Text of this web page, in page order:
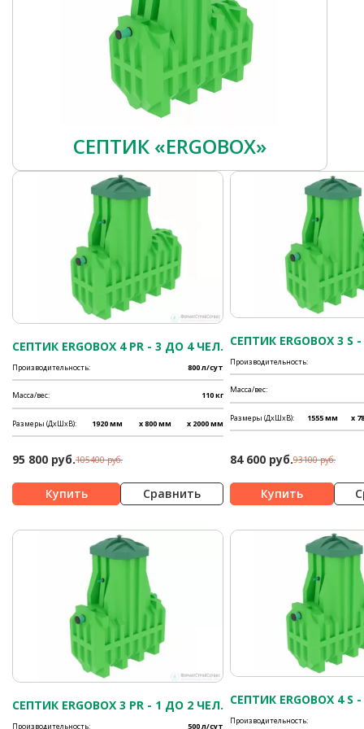
СЕПТИК «ERGOBOX»
СЕПТИК ERGOBOX 4 PR - 3 ДО 4 ЧЕЛ.
Производительность: 800 л/сут
Масса/вес: 110 кг
Размеры (ДхШхВ): 1920 мм x 800 мм x 2000 мм
95 800 руб.105400 руб.
Сравнить
СЕПТИК ERGOBOX 3
Производительность:
Масса/вес:
Размеры (ДхШхВ): 1555 мм x
84 600 руб.93100 руб.
СЕПТИК ERGOBOX 3 PR - 1 ДО 2 ЧЕЛ.
Производительность: 500 л/сут
СЕПТИК ERGOBOX 4
Производительность: